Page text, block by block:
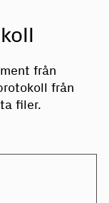
från
från
filer.